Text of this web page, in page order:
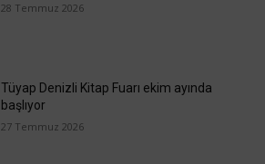
28 Temmuz 2026
Tüyap Denizli Kitap Fuarı ekim ayında
başlıyor
27 Temmuz 2026